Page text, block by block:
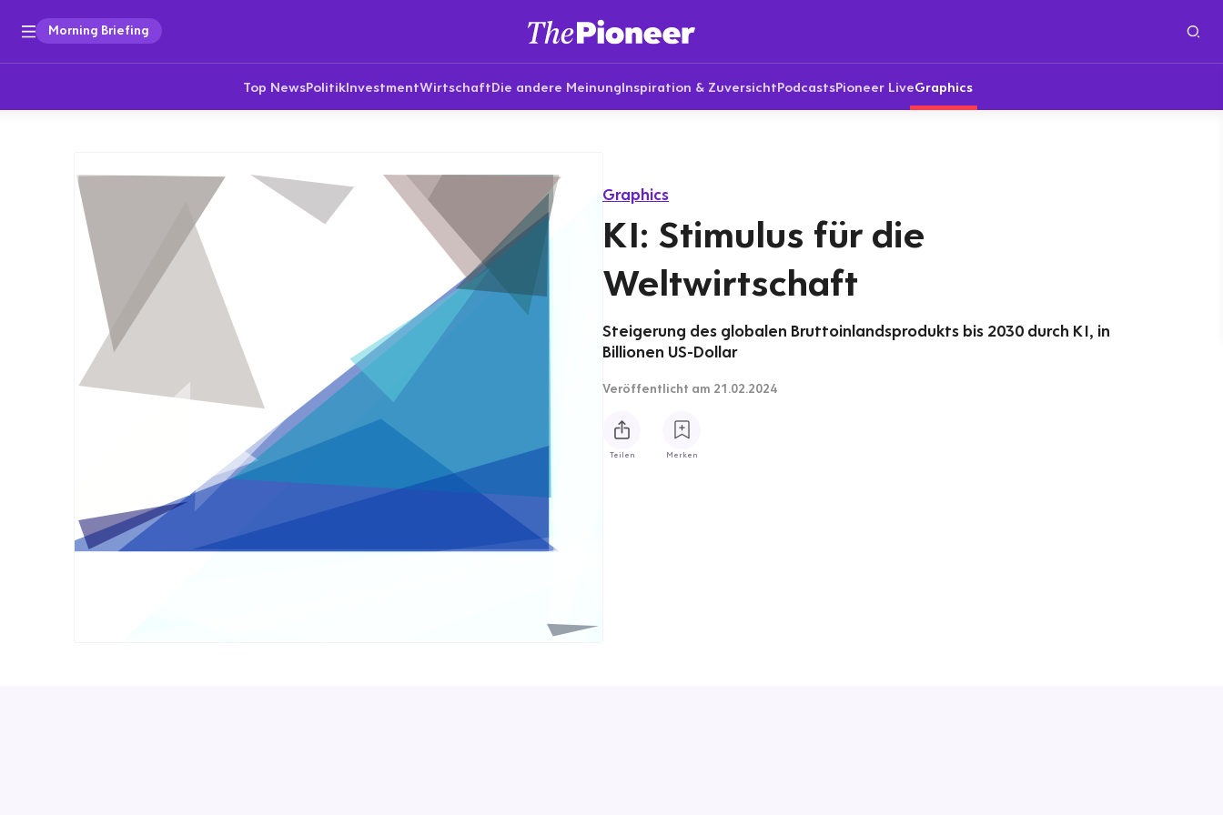
Morning Briefing
Top NewsPolitikInvestmentWirtschaftDie andere MeinungInspiration & ZuversichtPodcastsPioneer LiveGraphics
Graphics
KI: Stimulus für die
Weltwirtschaft
Steigerung des globalen Bruttoinlandsprodukts bis 2030 durch KI, in
Billionen US-Dollar
Veröffentlicht am 21.02.2024
Teilen Merken